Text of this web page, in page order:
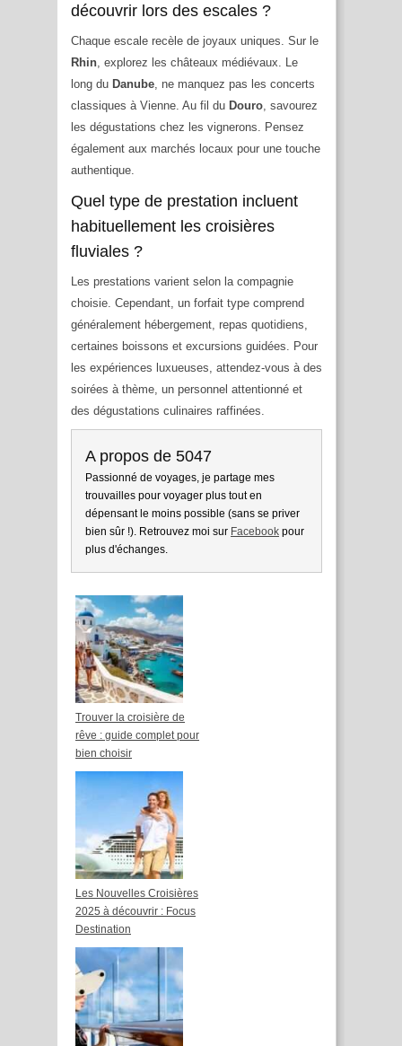
découvrir lors des escales ?
Chaque escale recèle de joyaux uniques. Sur le
Rhin , explorez les châteaux médiévaux. Le
long du Danube , ne manquez pas les concerts
classiques à Vienne. Au fil du Douro , savourez
les dégustations chez les vignerons. Pensez
également aux marchés locaux pour une touche
authentique.
Quel type de prestation incluent
habituellement les croisières
fluviales ?
Les prestations varient selon la compagnie
choisie. Cependant, un forfait type comprend
généralement hébergement, repas quotidiens,
certaines boissons et excursions guidées. Pour
les expériences luxueuses, attendez-vous à des
soirées à thème, un personnel attentionné et
des dégustations culinaires raffinées.
A propos de 5047
Passionné de voyages, je partage mes
trouvailles pour voyager plus tout en
dépensant le moins possible (sans se priver
bien sûr !). Retrouvez moi sur Facebook pour
plus d'échanges.
Trouver la croisière de
rêve : guide complet pour
bien choisir
Les Nouvelles Croisières
2025 à découvrir : Focus
Destination